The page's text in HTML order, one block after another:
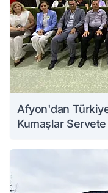
Afyon'dan
Kumaşlar